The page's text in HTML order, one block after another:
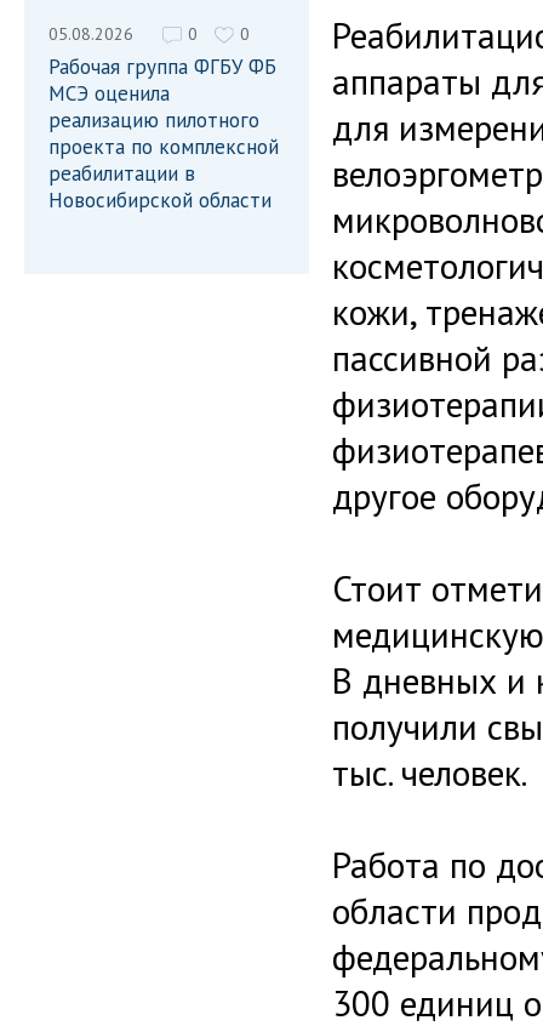
05.08.2026 0 0
Рабочая группа ФГБУ ФБ
МСЭ оценила
реализацию пилотного
проекта по комплексной
реабилитации в
Новосибирской области
аппараты
для
кожи,
пассивной
другое
Стоит
В дневных и
получили
тыс. человек.
Работа по
области
300 единиц